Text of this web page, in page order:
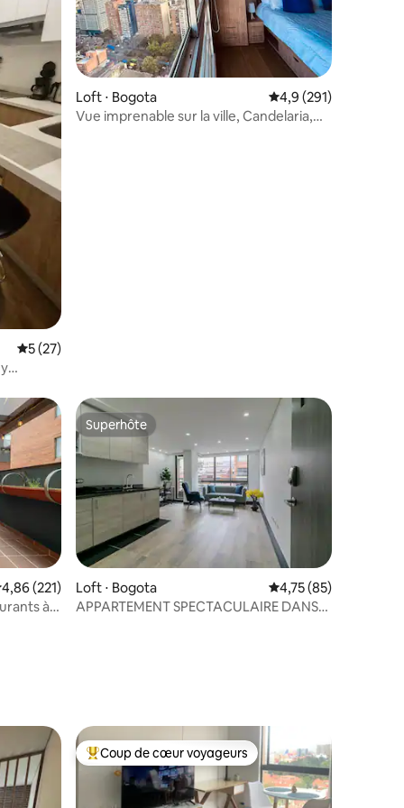
: 4,91 sur 5
Évaluation moyenne sur la base de 27 commentaires : 5 sur 5
5 (27)
Loft ⋅ Bogota Évaluation moyenne
4,9 (291)
Vue imprenable sur la ville, Candelaria,
: 4,83 sur 5
moyenne sur la base de 221 commentaires : 4,86 sur 5
4,86 (221)
à
Superhôte
Superhôte
Loft ⋅ Bogota Évaluation moyenne
4,75 (85)
APPARTEMENT SPECTACULAIRE DANS
Coups de cœur voyageurs les plus appréciés
Coup de cœur voyageurs